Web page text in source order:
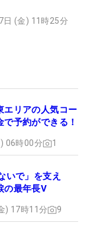
日 (金) 11時25分
エリアの人気コー
予約ができる！
06時00分 1
いで」を支え
最年長V
) 17時11分 9